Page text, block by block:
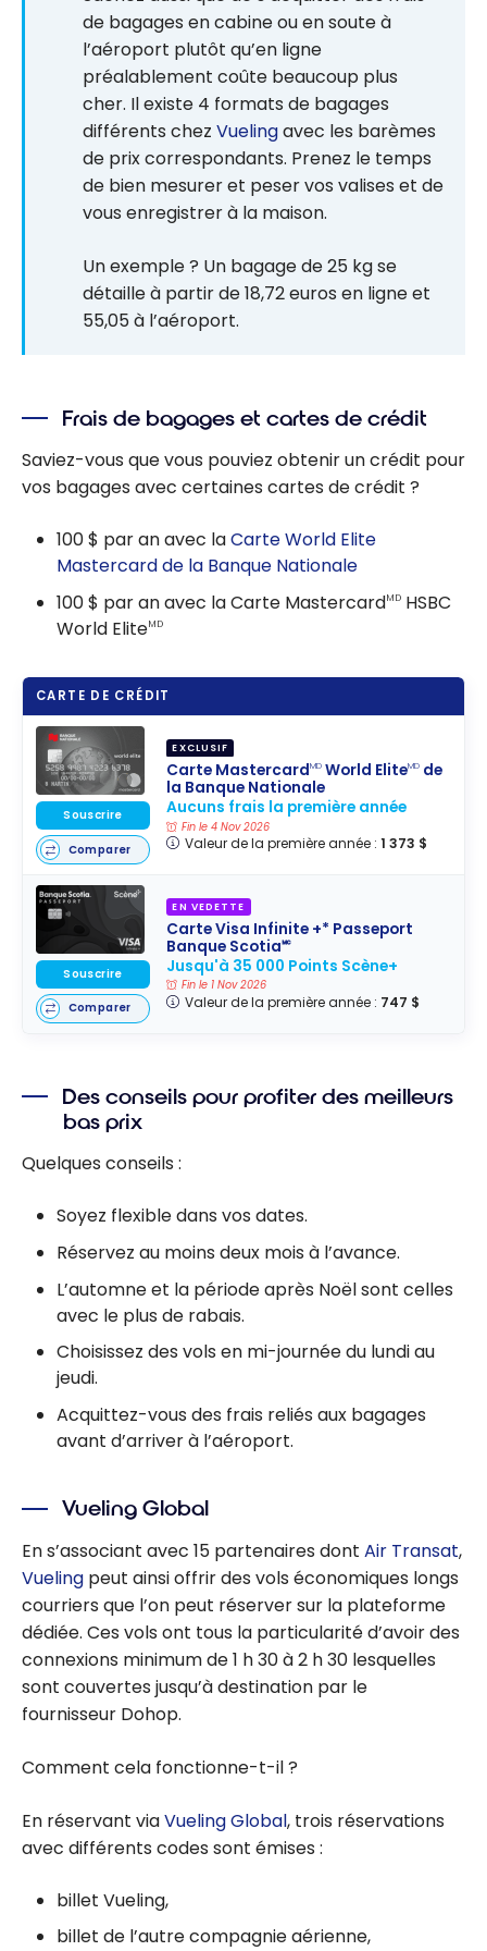
de bagages en cabine ou en soute à
l’aéroport plutôt qu’en ligne
préalablement coûte beaucoup plus
cher. Il existe 4 formats de bagages
différents chez Vuelingavec les barèmes
de prix correspondants. Prenez le temps
de bien mesurer et peser vos valises et de
vous enregistrer à la maison.
Un exemple ? Un bagage de 25 kg se
détaille à partir de 18,72 euros en ligne et
55,05 à l’aéroport.
Frais de bagages et cartes de crédit
Saviez-vous que vous pouviez obtenir un crédit pour
vos bagages avec certaines cartes de crédit ?
100 $ par an avec laCarte World Elite
Mastercard de la Banque Nationale
100 $ par an avec la Carte MastercardMD HSBC
World EliteMD
CARTE DE CRÉDIT
EXCLUSIF
Carte MastercardMD World EliteMD de
la Banque Nationale
Aucuns frais la première année
Fin le 4 Nov 2026
Valeur de la première année : 1 373 $
Souscrire
Comparer
EN VEDETTE
Carte Visa Infinite +* Passeport
Banque Scotia🅪
Jusqu'à 35 000 Points Scène+
Fin le 1 Nov 2026
Valeur de la première année : 747 $
Souscrire
Comparer
Des conseils pour profiter des meilleurs
bas prix
Quelques conseils :
Soyez flexible dans vos dates.
Réservez au moins deux mois à l’avance.
L’automne et la période après Noël sont celles
avec le plus de rabais.
Choisissez des vols en mi-journée du lundi au
jeudi.
Acquittez-vous des frais reliés aux bagages
avant d’arriver à l’aéroport.
Vueling Global
En s’associant avec 15 partenaires dont Air Transat,
Vueling peut ainsi offrir des vols économiques longs
courriers que l’on peut réserver sur la plateforme
dédiée. Ces vols ont tous la particularité d’avoir des
connexions minimum de 1 h 30 à 2 h 30 lesquelles
sont couvertes jusqu’à destination par le
fournisseur Dohop.
Comment cela fonctionne-t-il ?
En réservant viaVueling Global, trois réservations
avec différents codes sont émises :
billet Vueling,
billet de l’autre compagnie aérienne,